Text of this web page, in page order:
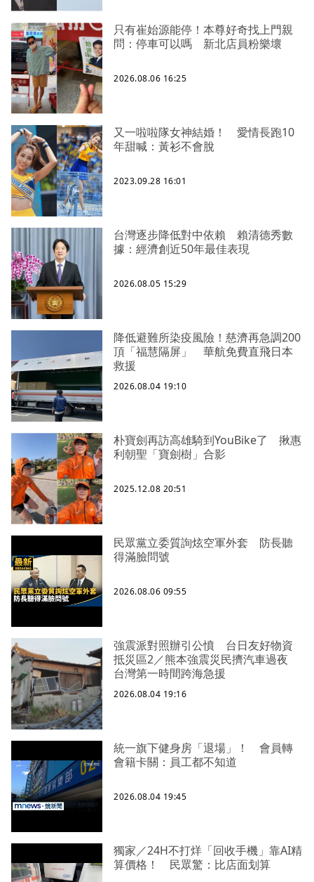
只有崔始源能停！本尊好奇找上門親
問：停車可以嗎 新北店員粉樂壞
2026.08.06 16:25
又一啦啦隊女神結婚！ 愛情長跑10
年甜喊：黃衫不會脫
2023.09.28 16:01
台灣逐步降低對中依賴 賴清德秀數
據：經濟創近50年最佳表現
2026.08.05 15:29
降低避難所染疫風險！慈濟再急調200
頂「福慧隔屏」 華航免費直飛日本
救援
2026.08.04 19:10
朴寶劍再訪高雄騎到YouBike了 揪惠
利朝聖「寶劍樹」合影
2025.12.08 20:51
民眾黨立委質詢炫空軍外套 防長聽
得滿臉問號
2026.08.06 09:55
強震派對照辦引公憤 台日友好物資
抵災區2／熊本強震災民擠汽車過夜
台灣第一時間跨海急援
2026.08.04 19:16
統一旗下健身房「退場」！ 會員轉
會籍卡關：員工都不知道
2026.08.04 19:45
獨家／24H不打烊「回收手機」靠AI精
算價格！ 民眾驚：比店面划算